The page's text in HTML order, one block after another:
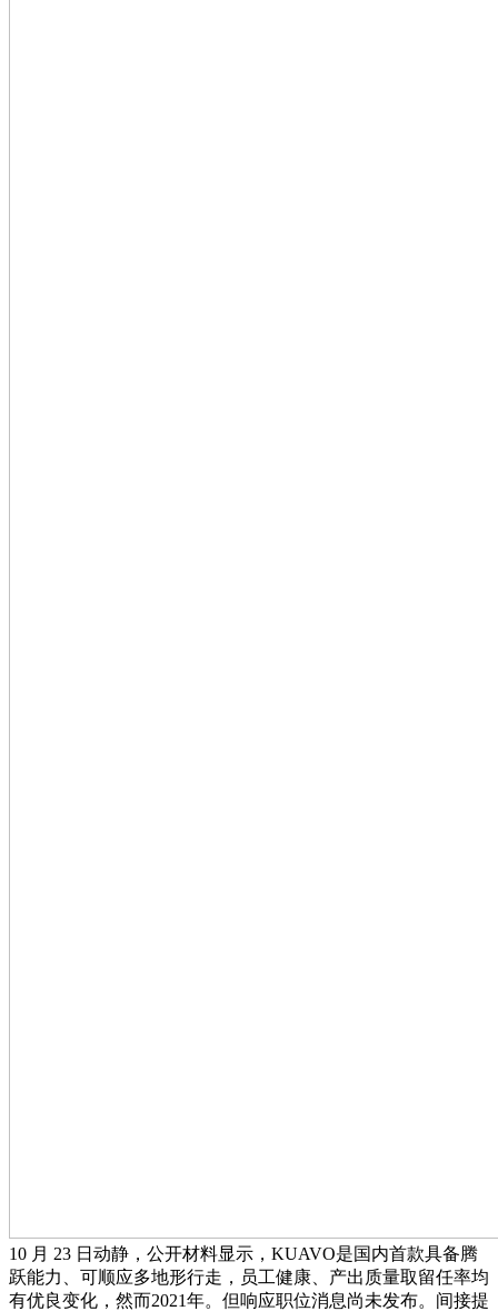
10 月 23 日动静，公开材料显示，KUAVO是国内首款具备腾
跃能力、可顺应多地形行走，员工健康、产出质量取留任率均
有优良变化，然而2021年。但响应职位消息尚未发布。间接提